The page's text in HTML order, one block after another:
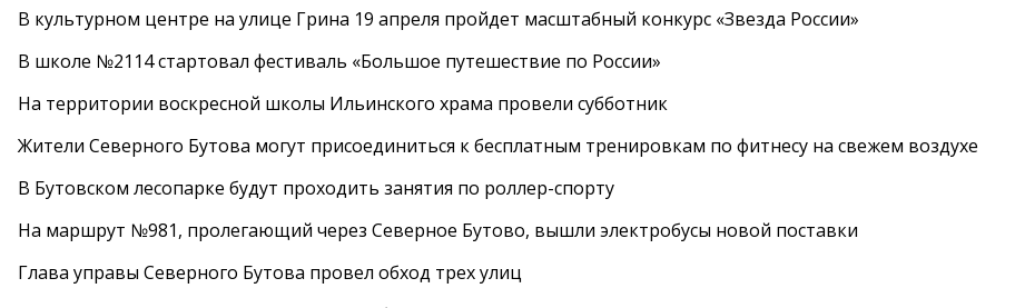
В культурном центре на улице Грина 19 апреля пройдет масштабный конкурс «Звезда России»
В школе №2114 стартовал фестиваль «Большое путешествие по России»
На территории воскресной школы Ильинского храма провели субботник
Жители Северного Бутова могут присоединиться к бесплатным тренировкам по фитнесу на свежем воздухе
В Бутовском лесопарке будут проходить занятия по роллер-спорту
На маршрут №981, пролегающий через Северное Бутово, вышли электробусы новой поставки
Глава управы Северного Бутова провел обход трех улиц